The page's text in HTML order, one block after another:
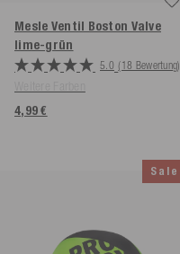
Mesle Ventil Boston Valve
lime-grün
5.0 (18 Bewertung)
4,99 €
Sale